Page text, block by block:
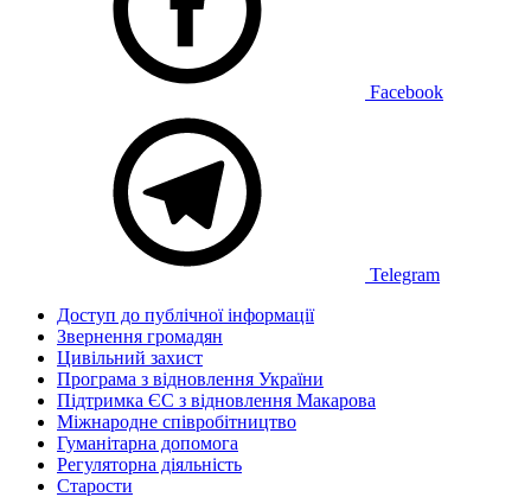
Facebook
Telegram
Доступ до публічної інформації
Звернення громадян
Цивільний захист
Програма з відновлення України
Підтримка ЄС з відновлення Макарова
Міжнародне співробітництво
Гуманітарна допомога
Регуляторна діяльність
Старости